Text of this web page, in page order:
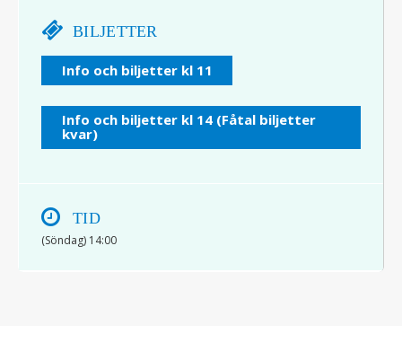
BILJETTER
Info och biljetter kl 11
Info och biljetter kl 14 (Fåtal biljetter
kvar)
TID
(Söndag) 14:00